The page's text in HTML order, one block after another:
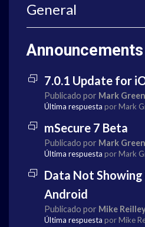
General
Announcements
7.0.1 Update for
Publicado por Mark Green
Última respuesta por Mark
mSecure 7 Beta
Publicado por Mark Green
Última respuesta por Mark
Data Not Showing
Android
Publicado por Mike
Última respuesta por Mike